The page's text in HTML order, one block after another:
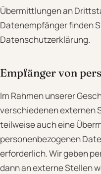
Übermittlungen an
Datenempfänger finden
Datenschutzerklärung.
Empfänger von
Im Rahmen unserer
verschiedenen externen
teilweise auch eine
personenbezogenen
erforderlich. Wir geben
dann an externe Stellen